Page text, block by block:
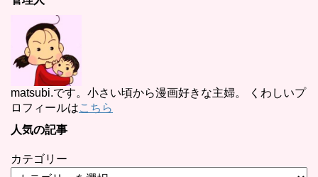
matsubi.です。小さい頃から漫画好きな主婦。 くわしいプ
ロフィールはこちら
人気の記事
カテゴリー